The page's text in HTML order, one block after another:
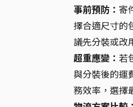
事前預防： 寄
擇合適尺寸的
議先分裝或改
超重應變： 若
與分裝後的運
務效率，選擇